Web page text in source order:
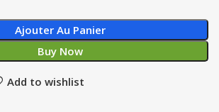
Ajouter Au Panier
Buy Now
Add to wishlist